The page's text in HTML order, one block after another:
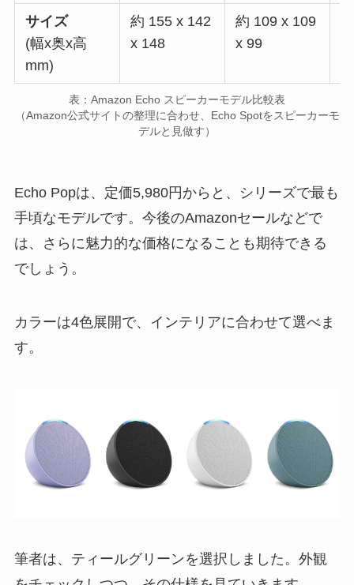
サイズ
(幅x奥x高
mm)
約 155 x 142
x 148
約 109 x 109
x 99
表：Amazon Echo スピーカーモデル比較表
（Amazon公式サイトの整理に合わせ、Echo Spotをスピーカーモ
デルと見做す）
Echo Popは、定価5,980円からと、シリーズで最も
手頃なモデルです。今後のAmazonセールなどで
は、さらに魅力的な価格になることも期待できる
でしょう。
カラーは4色展開で、インテリアに合わせて選べま
す。
筆者は、ティールグリーンを選択しました。外観